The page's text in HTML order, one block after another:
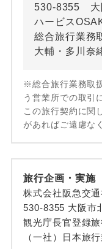
530-8355 大
ハービス
総合旅行業務
大輔・多川奈
※総合旅行業務取
う営業所での取引
この旅行契約に関
があればご遠慮な
旅行企画・実施
株式会社阪急交通
530-8355 大阪市
観光庁長官登録
（一社）日本旅